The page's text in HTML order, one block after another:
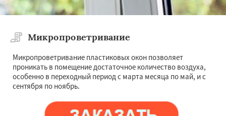
Микропроветривание
Микропроветривание пластиковых окон позволяет
проникать в помещение достаточное количество воздуха,
особенно в переходный период с марта месяца по май, и с
сентября по ноябрь.